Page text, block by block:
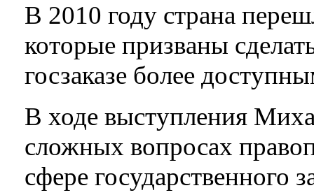
В 2010 году страна
которые призваны
госзаказе более
В ходе выступления
сложных вопросах
сфере государственного